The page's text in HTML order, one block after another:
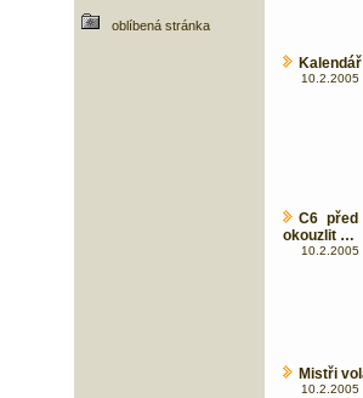
oblíbená stránka
10.2.2005
C6
okouzlit …
10.2.2005
Mistři
10.2.2005